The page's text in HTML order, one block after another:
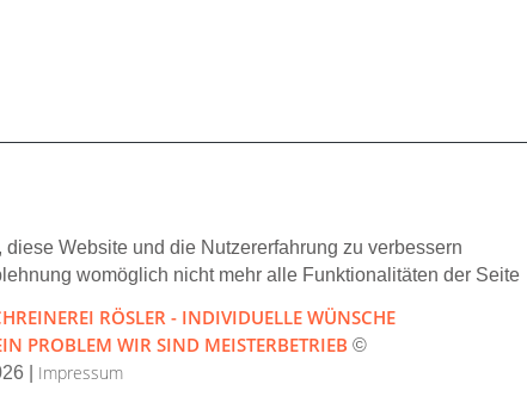
RÖSLER - INDIVIDUELLE WÜNSCHE
PROBLEM WIR SIND MEISTERBETRIEB ©
Impressum
Website und die Nutzererfahrung zu verbessern
womöglich nicht mehr alle Funktionalitäten der Seite